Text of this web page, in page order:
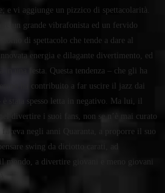
e vi aggiunge un pizzico di spettacolarità.
un grande vibrafonista ed un fervido
di spettacolo che tende a dare al
energia e dilagante divertimento, ed
in una festa. Questa tendenza – che gli ha
ha contribuito a far uscire il jazz dai
stata spesso letta in negativo. Ma lui, il
divertire i suoi fans, non se n’è mai curato
negli anni Quaranta, a proporre il suo
swing da diciotto carati, ad
mondo, a divertire giovani e meno giovani